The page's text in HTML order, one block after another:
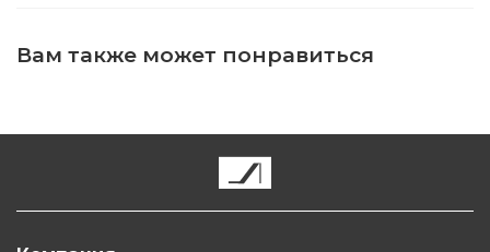
Вам также может понравиться